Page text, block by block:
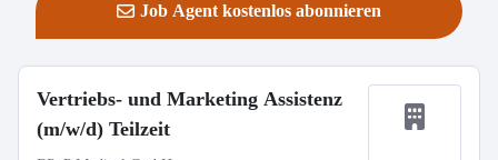
Job Agent kostenlos abonnieren
Vertriebs- und Marketing Assistenz
(m/w/d) Teilzeit